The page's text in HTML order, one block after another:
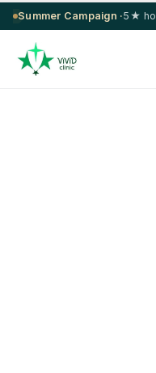
Summer Campaign ·